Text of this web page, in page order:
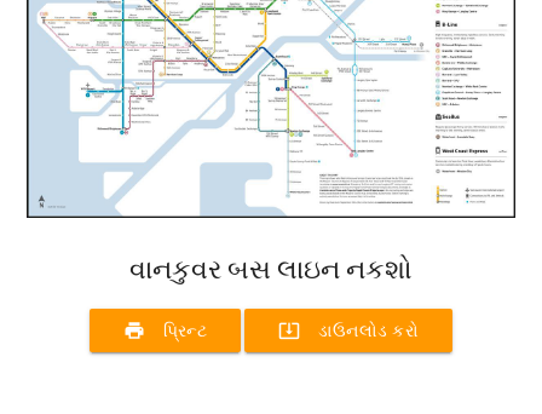
વાનકુવર બસ લાઇન નકશો
print પ્રિન્ટ system_update_alt ડાઉનલોડ કરો